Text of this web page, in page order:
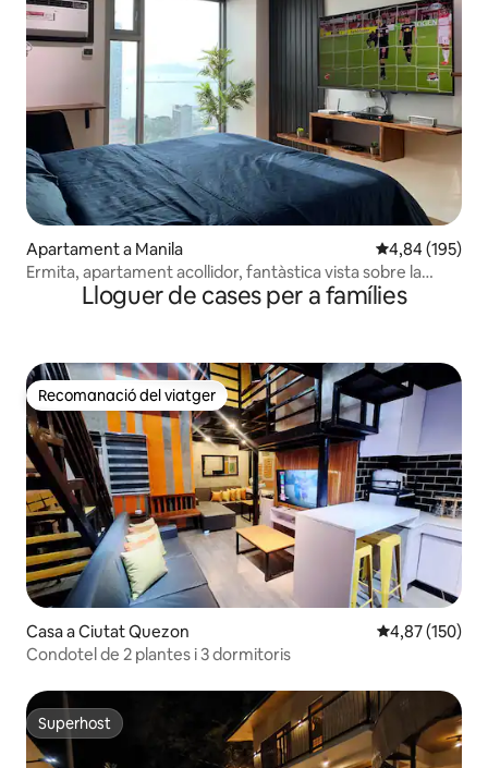
Apartament a Manila 4,84 de
4,84 (195)
Ermita, apartament acollidor, fantàstica vista sobre la
badia de Manila
Lloguer de cases per a famílies
Recomanació del viatger
Recomanació del viatger
Casa a Ciutat Quezon 4,87 de
4,87 (150)
Condotel de 2 plantes i 3 dormitoris
Superhost
Superhost